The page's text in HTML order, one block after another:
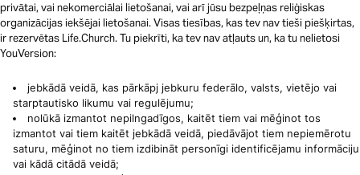
privātai, vai nekomerciālai lietošanai, vai arī jūsu bezpeļņas reliģiskas
organizācijas iekšējai lietošanai. Visas tiesības, kas tev nav tieši piešķirtas,
ir rezervētas Life.Church. Tu piekrīti, ka tev nav atļauts un, ka tu nelietosi
YouVersion:
jebkādā veidā, kas pārkāpj jebkuru federālo, valsts, vietējo vai
starptautisko likumu vai regulējumu;
nolūkā izmantot nepilngadīgos, kaitēt tiem vai mēģinot tos
izmantot vai tiem kaitēt jebkādā veidā, piedāvājot tiem nepiemērotu
saturu, mēģinot no tiem izdibināt personīgi identificējamu informāciju
vai kādā citādā veidā;